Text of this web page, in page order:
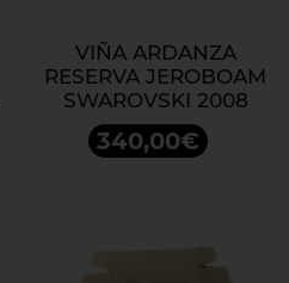
VIÑA ARDANZA
RESERVA JEROBOAM
SWAROVSKI 2008
340,00€